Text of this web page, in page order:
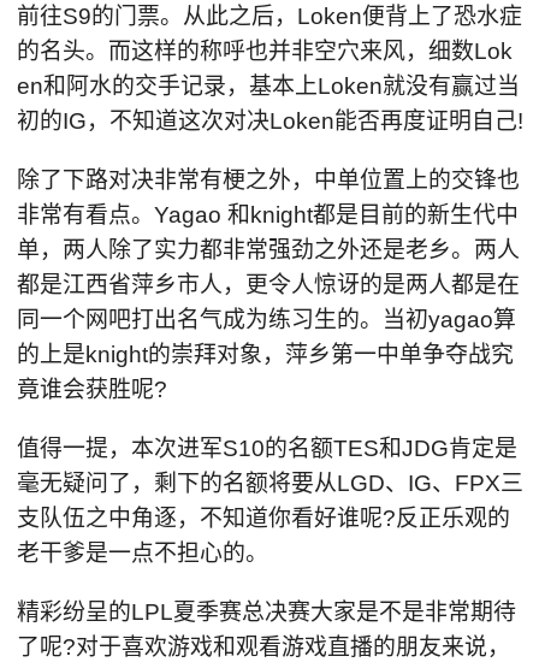
前往S9的门票。从此之后，Loken便背上了恐水症
的名头。而这样的称呼也并非空穴来风，细数Lok
en和阿水的交手记录，基本上Loken就没有赢过当
初的IG，不知道这次对决Loken能否再度证明自己!
除了下路对决非常有梗之外，中单位置上的交锋也
非常有看点。Yagao 和knight都是目前的新生代中
单，两人除了实力都非常强劲之外还是老乡。两人
都是江西省萍乡市人，更令人惊讶的是两人都是在
同一个网吧打出名气成为练习生的。当初yagao算
的上是knight的崇拜对象，萍乡第一中单争夺战究
竟谁会获胜呢?
值得一提，本次进军S10的名额TES和JDG肯定是
毫无疑问了，剩下的名额将要从LGD、IG、FPX三
支队伍之中角逐，不知道你看好谁呢?反正乐观的
老干爹是一点不担心的。
精彩纷呈的LPL夏季赛总决赛大家是不是非常期待
了呢?对于喜欢游戏和观看游戏直播的朋友来说，